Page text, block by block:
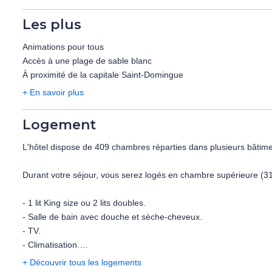
L'hôtel Emotions by Hodelpa Juan Dolio 4* est situé au sud-est
offre une douceur de vivre et permet de marier plage et
L'aéroport de Punta Cana se trouve à 133 km de l'hôtel, et celui
Les plus
Animations pour tous
Accès à une plage de sable blanc
À proximité de la capitale Saint-Domingue
+ En savoir plus
Logement
L'hôtel dispose de 409 chambres réparties dans plusieurs
Durant votre séjour, vous serez logés en chambre supérieure
- 1 lit King size ou 2 lits doubles.
- Salle de bain avec douche et sèche-cheveux.
- TV.
- Climatisation.
- Wi-Fi.
+ Découvrir tous les logements